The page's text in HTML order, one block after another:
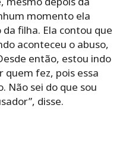
momento ela
filha. Ela contou que
aconteceu o abuso,
então, estou indo
fez, pois essa
Não sei do que sou
disse.